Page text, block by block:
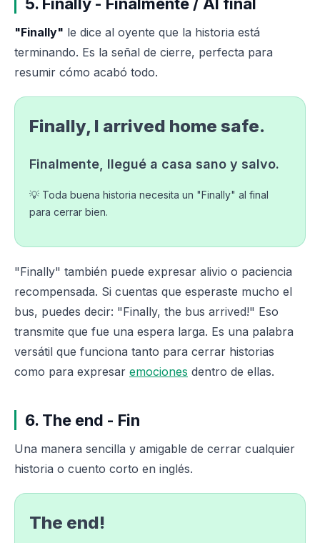
"Finally" le dice al oyente que la historia está
terminando. Es la señal de cierre, perfecta para
resumir cómo acabó todo.
Finally, I arrived home safe.
Finalmente, llegué a casa sano y salvo.
💡 Toda buena historia necesita un "Finally" al final
para cerrar bien.
"Finally" también puede expresar alivio o paciencia
recompensada. Si cuentas que esperaste mucho el
bus, puedes decir: "Finally, the bus arrived!" Eso
transmite que fue una espera larga. Es una palabra
versátil que funciona tanto para cerrar historias
como para expresar emociones dentro de ellas.
6. The end - Fin
Una manera sencilla y amigable de cerrar cualquier
historia o cuento corto en inglés.
The end!